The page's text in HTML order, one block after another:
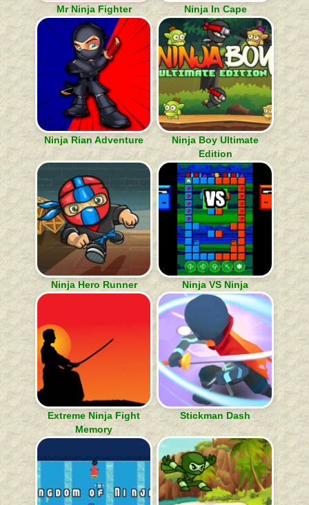
Mr Ninja Fighter Ninja In Cape
Ninja Rian Adventure
Ninja Boy Ultimate
Edition
Ninja Hero Runner Ninja VS Ninja
Extreme Ninja Fight
Memory
Stickman Dash